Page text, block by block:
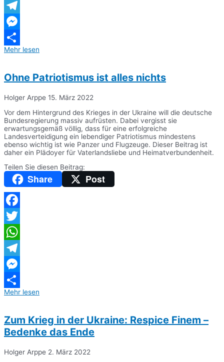
WhatsApp
Telegram
Messenger
Teilen
Mehr lesen
Ohne Patriotismus ist alles nichts
Holger Arppe 15. März 2022
Vor dem Hintergrund des Krieges in der Ukraine will die deutsche
Bundesregierung massiv aufrüsten. Dabei vergisst sie
erwartungsgemäß völlig, dass für eine erfolgreiche
Landesverteidigung ein lebendiger Patriotismus mindestens
ebenso wichtig ist wie Panzer und Flugzeuge. Dieser Beitrag ist
daher ein Plädoyer für Vaterlandsliebe und Heimatverbundenheit.
Teilen Sie diesen Beitrag:
Share Post
Facebook
Twitter
WhatsApp
Telegram
Messenger
Teilen
Mehr lesen
Zum Krieg in der Ukraine: Respice Finem –
Bedenke das Ende
Holger Arppe 2. März 2022